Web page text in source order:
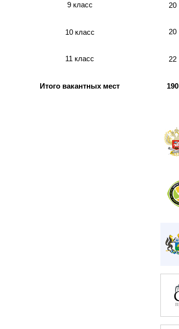
9 класс 20
10 класс 20
11 класс 22
Итого вакантных мест 190